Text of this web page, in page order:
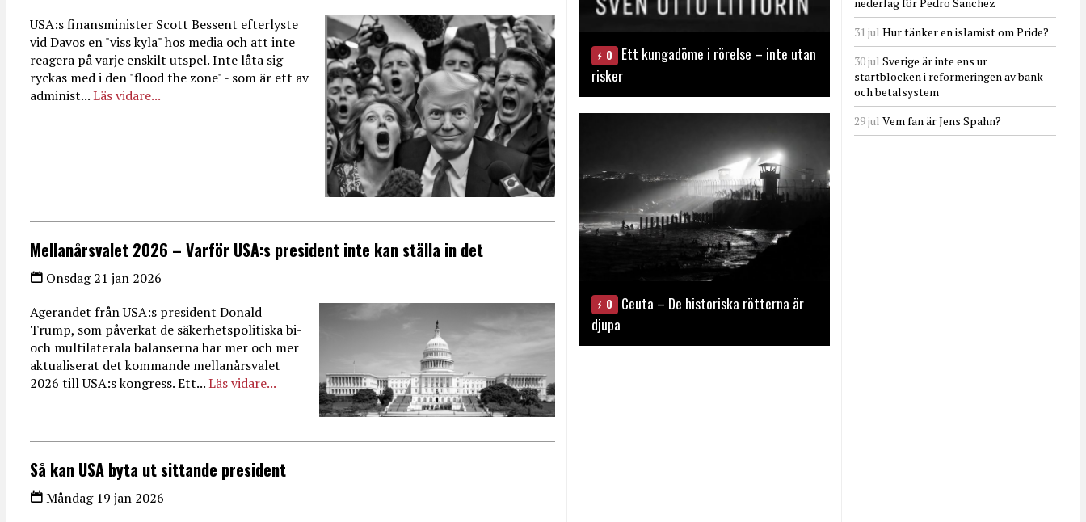
USA:s finansminister Scott Bessent efterlyste
vid Davos en "viss kyla" hos media och att inte
reagera på varje enskilt utspel. Inte låta sig
ryckas med i den "flood the zone" - som är ett av
administ...Läs vidare...
Mellanårsvalet 2026 – Varför USA:s president inte kan ställa in det
Onsdag 21 jan 2026
Agerandet från USA:s president Donald
Trump, som påverkat de säkerhetspolitiska bi-
och multilaterala balanserna har mer och mer
aktualiserat det kommande mellanårsvalet
2026 till USA:s kongress. Ett...Läs vidare...
Så kan USA byta ut sittande president
Måndag 19 jan 2026
0
Ett kungadöme i rörelse – inte utan
risker
0
Ceuta – De historiska rötterna är
djupa
31 jul Hur tänker en islamist om Pride?
30 jul Sverige är inte ens ur
startblocken i reformeringen av bank-
och betalsystem
29 jul Vem fan är Jens Spahn?